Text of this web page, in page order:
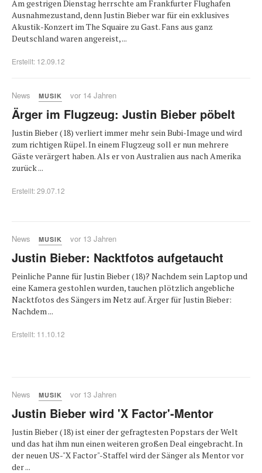
Am gestrigen Dienstag herrschte am Frankfurter Flughafen
Ausnahmezustand, denn Justin Bieber war für ein exklusives
Akustik-Konzert im The Squaire zu Gast. Fans aus ganz
Deutschland waren angereist, ...
Erstellt: 12.09.12
News MUSIK vor 14 Jahren
Ärger im Flugzeug: Justin Bieber pöbelt
Justin Bieber (18) verliert immer mehr sein Bubi-Image und wird
zum richtigen Rüpel. In einem Flugzeug soll er nun mehrere
Gäste verärgert haben. Als er von Australien aus nach Amerika
zurück ...
Erstellt: 29.07.12
News MUSIK vor 13 Jahren
Justin Bieber: Nacktfotos aufgetaucht
Peinliche Panne für Justin Bieber (18)? Nachdem sein Laptop und
eine Kamera gestohlen wurden, tauchen plötzlich angebliche
Nacktfotos des Sängers im Netz auf. Ärger für Justin Bieber:
Nachdem ...
Erstellt: 11.10.12
News MUSIK vor 13 Jahren
Justin Bieber wird 'X Factor'-Mentor
Justin Bieber (18) ist einer der gefragtesten Popstars der Welt
und das hat ihm nun einen weiteren großen Deal eingebracht. In
der neuen US-"X Factor"-Staffel wird der Sänger als Mentor vor
der ...